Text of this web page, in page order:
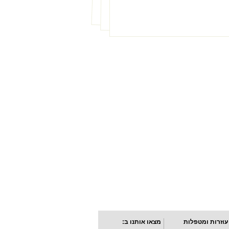
עוזרות ומטפלות מצאו אותנו ב: